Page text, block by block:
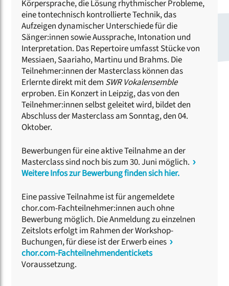
Körpersprache, die Lösung rhythmischer Probleme,
eine tontechnisch kontrollierte Technik, das
Aufzeigen dynamischer Unterschiede für die
Sänger:innen sowie Aussprache, Intonation und
Interpretation. Das Repertoire umfasst Stücke von
Messiaen, Saariaho, Martinu und Brahms. Die
Teilnehmer:innen der Masterclass können das
Erlernte direkt mit dem SWR Vokalensemble
erproben. Ein Konzert in Leipzig, das von den
Teilnehmer:innen selbst geleitet wird, bildet den
Abschluss der Masterclass am Sonntag, den 04.
Oktober.
Bewerbungen für eine aktive Teilnahme an der
Masterclass sind noch bis zum 30. Juni möglich.
Weitere Infos zur Bewerbung finden sich hier.
Eine passive Teilnahme ist für angemeldete
chor.com-Fachteilnehmer:innen auch ohne
Bewerbung möglich. Die Anmeldung zu einzelnen
Zeitslots erfolgt im Rahmen der Workshop-
Buchungen, für diese ist der Erwerb eines
chor.com-Fachteilnehmendentickets
Voraussetzung.